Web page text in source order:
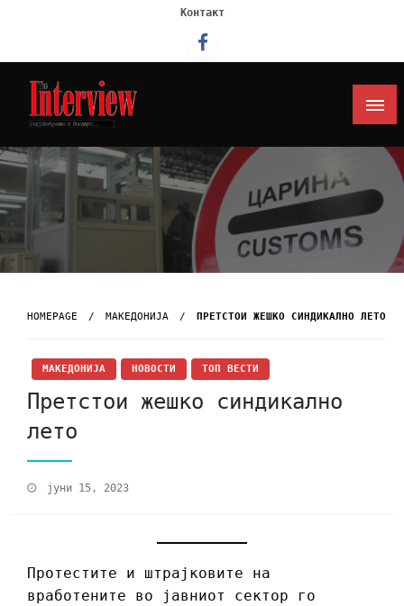
Контакт
Интервју
HOMEPAGE МАКЕДОНИЈА ПРЕТСТОИ ЖЕШКО СИНДИКАЛНО ЛЕТО
МАКЕДОНИЈА НОВОСТИ ТОП ВЕСТИ
Претстои жешко синдикално
лето
јуни 15, 2023
Протестите и штрајковите на
вработените во јавниот сектор го